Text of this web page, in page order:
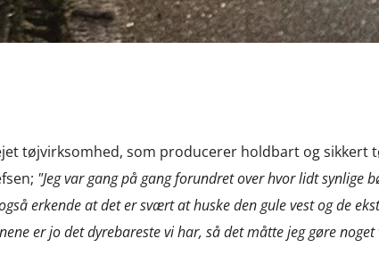
tøjvirksomhed, som producerer holdbart og
"Jeg var gang på gang forundret over hvor lidt synlige
erkende at det er svært at huske den gule vest og de
er jo det dyrebareste vi har, så det måtte jeg gøre noget